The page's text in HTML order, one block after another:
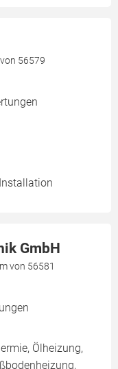
56579
GmbH
von 56581
Ölheizung,